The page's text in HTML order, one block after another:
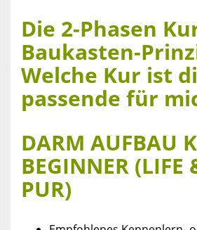
Die 2-Phasen
Baukasten-
Welche Kur ist
passende für
DARM AUFBAU
BEGINNER (LIFE
PUR)